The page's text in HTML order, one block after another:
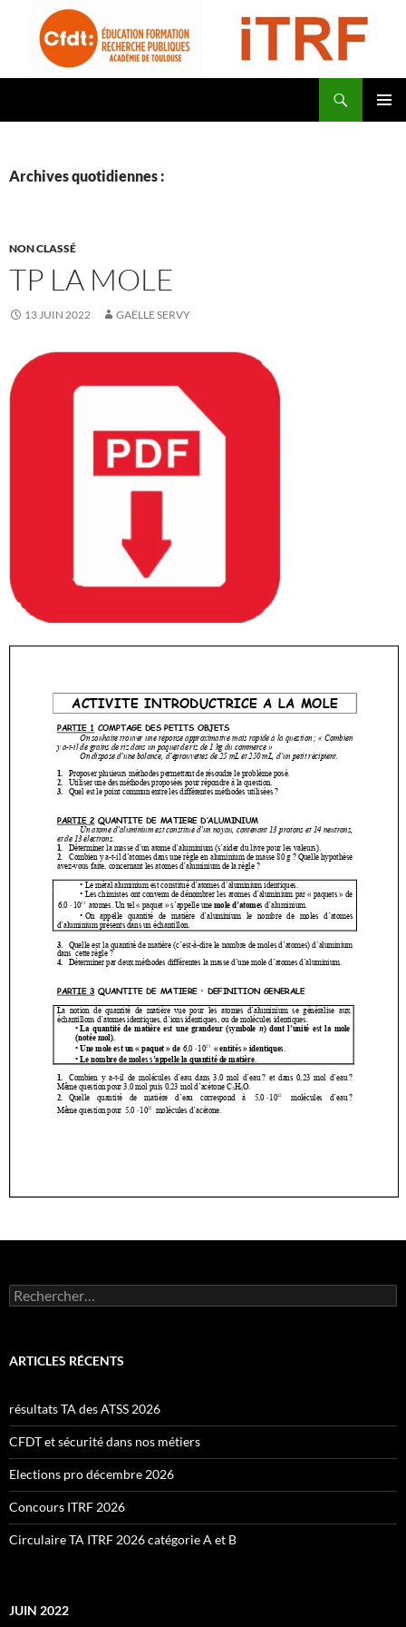
contenu
CFDT Education Formation Recherche Publiques Académie de Toulouse – ITRF
Archives quotidiennes :
NON CLASSÉ
TP LA MOLE
13 JUIN 2022 GAËLLE SERVY
Rechercher :
ARTICLES RÉCENTS
résultats TA des ATSS 2026
CFDT et sécurité dans nos métiers
Elections pro décembre 2026
Concours ITRF 2026
Circulaire TA ITRF 2026 catégorie A et B
JUIN 2022